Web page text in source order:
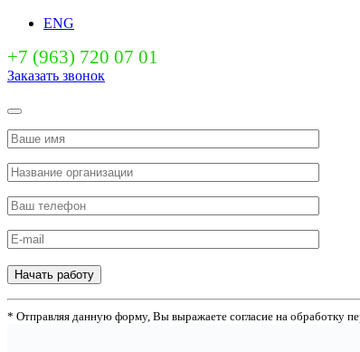
ENG
+7 (963) 720 07 01
Заказать звонок
Начать работу
* Отправляя данную форму, Вы выражаете согласие на обработку